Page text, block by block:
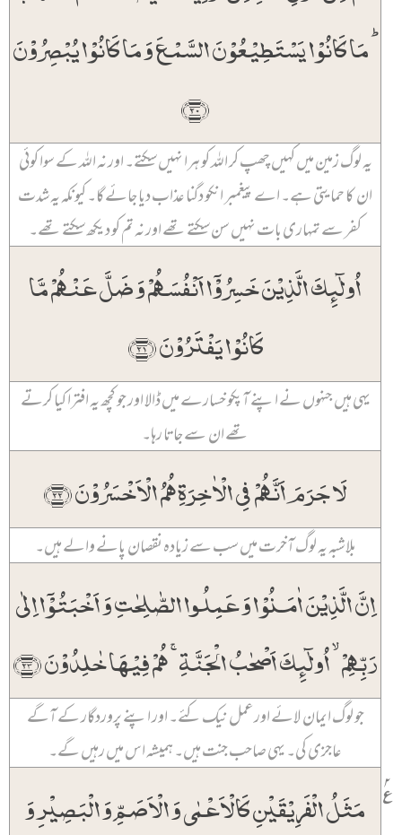
ؕ مَا کَانُوۡا یَسۡتَطِیۡعُوۡنَ السَّمۡعَ وَ مَا کَانُوۡا یُبۡصِرُوۡنَ
﴿۲۰﴾
یہ لوگ زمین میں کہیں چھپ کر اللہ کو ہرا نہیں سکتے۔ اور نہ اللہ کے سوا کوئی
ان کا حمایتی ہے۔ اے پیغمبر انکو دگنا عذاب دیا جائے گا۔ کیونکہ یہ شدت
کفر سے تمہاری بات نہیں سن سکتے تھے اور نہ تم کو دیکھ سکتے تھے۔
اُولٰٓئِکَ الَّذِیۡنَ خَسِرُوۡۤا اَنۡفُسَہُمۡ وَ ضَلَّ عَنۡہُمۡ مَّا
کَانُوۡا یَفۡتَرُوۡنَ ﴿۲۱﴾
یہی ہیں جنہوں نے اپنے آپکو خسارے میں ڈالا اور جو کچھ یہ افترا کیا کرتے
تھے ان سے جاتا رہا۔
لَا جَرَمَ اَنَّہُمۡ فِی الۡاٰخِرَۃِ ہُمُ الۡاَخۡسَرُوۡنَ ﴿۲۲﴾
بلاشبہ یہ لوگ آخرت میں سب سے زیادہ نقصان پانے والے ہیں۔
اِنَّ الَّذِیۡنَ اٰمَنُوۡا وَ عَمِلُوا الصّٰلِحٰتِ وَ اَخۡبَتُوۡۤا اِلٰی
رَبِّہِمۡ ۙ اُولٰٓئِکَ اَصۡحٰبُ الۡجَنَّۃِ ۚ ہُمۡ فِیۡہَا خٰلِدُوۡنَ ﴿۲۳﴾
جو لوگ ایمان لائے اور عمل نیک کئے۔ اور اپنے پروردگار کے آگے
عاجزی کی۔ یہی صاحب جنت ہیں۔ ہمیشہ اس میں رہیں گے۔
مَثَلُ الۡفَرِیۡقَیۡنِ کَالۡاَعۡمٰی وَ الۡاَصَمِّ وَ الۡبَصِیۡرِ وَ ۲